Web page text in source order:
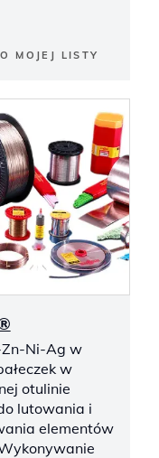
MOJEJ LISTY
Zn-Ni-Ag w
w
otulinie
lutowania i
elementów